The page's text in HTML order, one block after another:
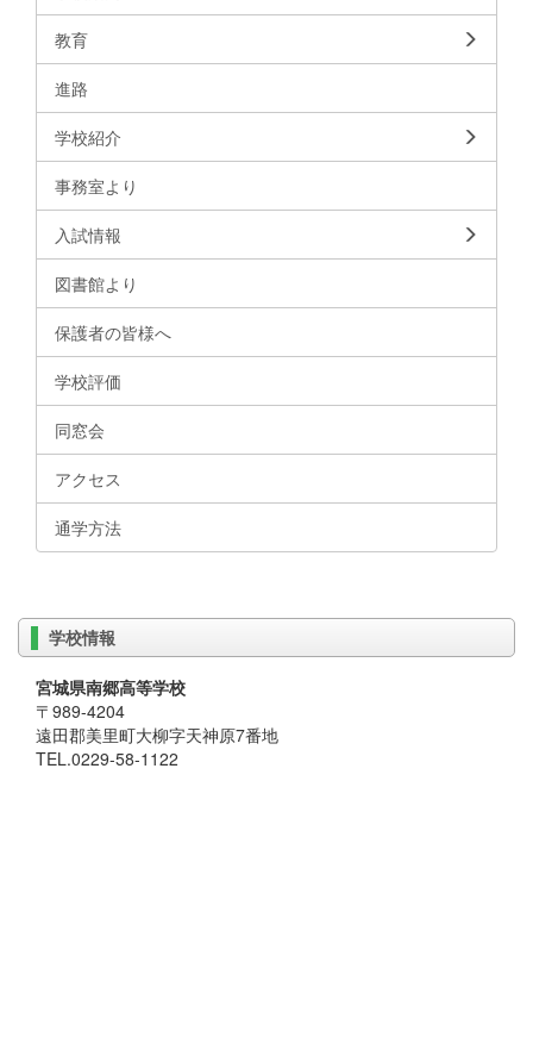
教育
進路
学校紹介
事務室より
入試情報
図書館より
保護者の皆様へ
学校評価
同窓会
アクセス
通学方法
学校情報
宮城県南郷高等学校
〒989-4204
遠田郡美里町大柳字天神原7番地
TEL.0229-58-1122